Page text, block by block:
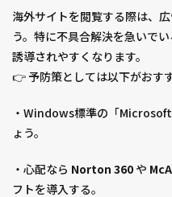
海外サイトを閲覧する際は、
う。特に不具合解決を急いで
誘導されやすくなります。
👉 予防策としては以下がおす
・Windows標準の「
ょう。
・心配なら Norton 360 や
フトを導入する。